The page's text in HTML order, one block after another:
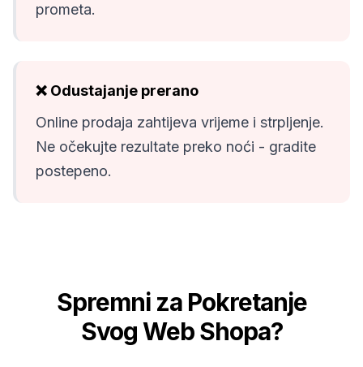
prometa.
❌ Odustajanje prerano
Online prodaja zahtijeva vrijeme i strpljenje.
Ne očekujte rezultate preko noći - gradite
postepeno.
Spremni za Pokretanje
Svog Web Shopa?